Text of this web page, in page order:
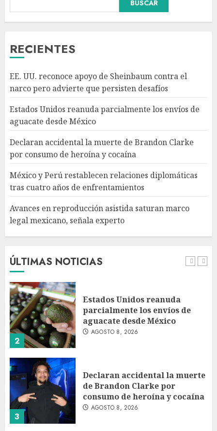
BUSCAR
RECIENTES
EE. UU. reconoce apoyo de Sheinbaum contra el
narco pero advierte que persisten desafíos
Estados Unidos reanuda parcialmente los envíos de
aguacate desde México
Declaran accidental la muerte de Brandon Clarke
por consumo de heroína y cocaína
México y Perú restablecen relaciones diplomáticas
tras cuatro años de enfrentamientos
Avances en reproducción asistida saturan marco
legal mexicano, señala experto
ÚLTIMAS NOTICIAS
de Brandon Clarke por
4
relaciones diplomáticas tras
cuatro años de
enfrentamientos
AGOSTO 8, 2026
5
Avances en reproducción
asistida saturan marco legal
mexicano, señala experto
AGOSTO 8, 2026
1
EE. UU. reconoce apoyo de
AGOSTO 8, 2026
2
Estados Unidos reanuda
parcialmente los envíos de
aguacate desde México
AGOSTO 8, 2026
3
Declaran accidental la muerte
de Brandon Clarke por
consumo de heroína y cocaína
AGOSTO 8, 2026